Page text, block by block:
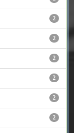
2
2
2
2
2
2